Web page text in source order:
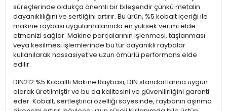
süreçlerinde oldukça önemli bir bileşendir çünkü metalin
dayanıklılığını ve sertliğini artırır. Bu ürün, %5 kobalt içeriği ile
makine raybası uygulamalarında en yüksek verimi elde
etmenizi sağlar. Makine parçalarının işlenmesi, taşlanması
veya kesilmesi işlemlerinde bu tür dayanıklı raybalar
kullanılarak hassasiyet ve uzun ömürlü performans elde
edilir.
DIN212 %5 Kobaltlı Makine Raybası, DIN standartlarına uygun
olarak üretilmiştir ve bu da kalitesini ve güvenilirliğini garanti
eder. Kobalt, sertleştirici özelliği sayesinde, raybanın aşınma